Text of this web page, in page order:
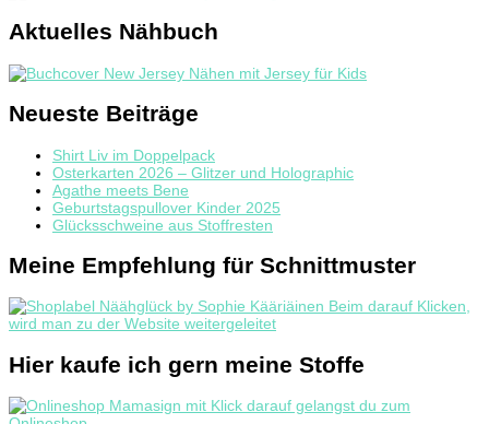
Aktuelles Nähbuch
Neueste Beiträge
Shirt Liv im Doppelpack
Osterkarten 2026 – Glitzer und Holographic
Agathe meets Bene
Geburtstagspullover Kinder 2025
Glücksschweine aus Stoffresten
Meine Empfehlung für Schnittmuster
Hier kaufe ich gern meine Stoffe